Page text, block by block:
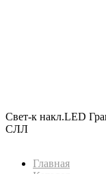
Свет-к накл.LED
СЛЛ
Главная